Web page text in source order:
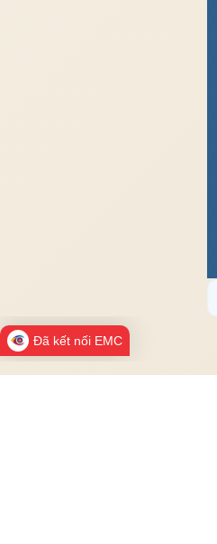
Đã kết nối EMC